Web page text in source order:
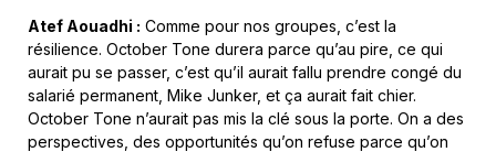
Atef Aouadhi : Comme pour nos groupes, c’est la
résilience. October Tone durera parce qu’au pire, ce qui
aurait pu se passer, c’est qu’il aurait fallu prendre congé du
salarié permanent, Mike Junker, et ça aurait fait chier.
October Tone n’aurait pas mis la clé sous la porte. On a des
perspectives, des opportunités qu’on refuse parce qu’on